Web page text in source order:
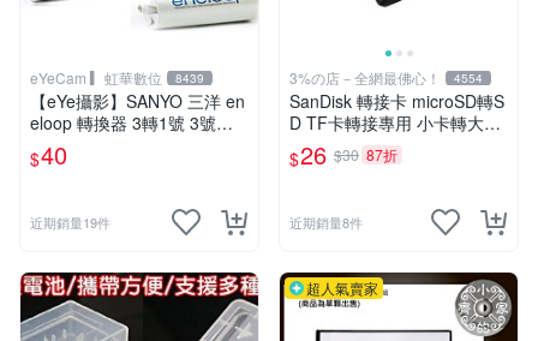
eYeCam ▍ 虹華數位 8439
【eYe攝影】SANYO 三洋 en
eloop 轉換器 3轉1號 3號轉1
號 3轉2號 3號轉2號 電池轉
換筒
$40
近期銷量19件
3%の店－全網最佛心！ 4554
SanDisk 轉接卡 microSD轉S
D TF卡轉接專用 小卡轉大卡
原廠公司貨 (SD-AD)
$26 $30 87折
近期銷量8件
超人氣賣家